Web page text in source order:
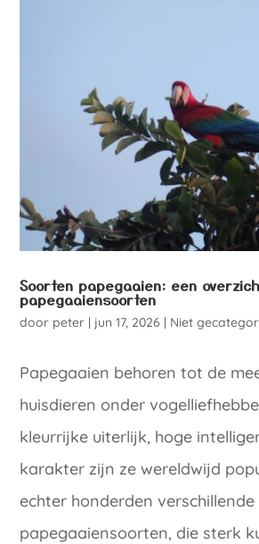
Soorten papegaaien: een
papegaaiensoorten
door peter | jun 17, 2026 | Niet
Papegaaien behoren tot de
huisdieren onder
kleurrijke uiterlijk, hoge
karakter zijn ze wereldwijd
echter honderden verschillende
papegaaiensoorten, die sterk